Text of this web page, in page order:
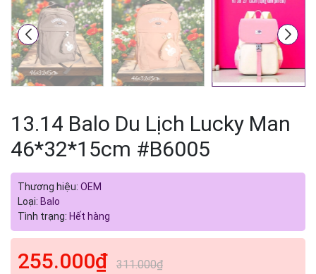
13.14 Balo Du Lịch Lucky Man
46*32*15cm #B6005
Thương hiệu: OEM
Loại: Balo
Tình trạng: Hết hàng
255.000₫ 311.000₫